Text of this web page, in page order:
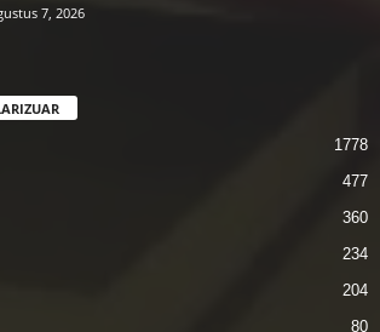
7, 2026
1778
477
360
234
204
80